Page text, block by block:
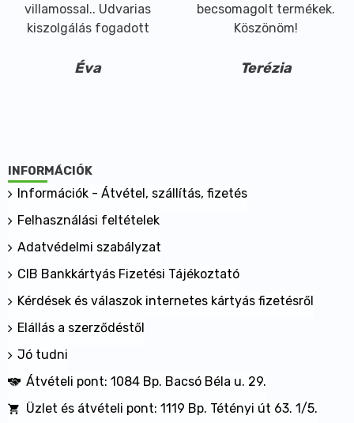
villamossal.. Udvarias
kiszolgálás fogadott
Éva
becsomagolt termékek.
Köszönöm!
Terézia
INFORMÁCIÓK
Információk - Átvétel, szállítás, fizetés
Felhasználási feltételek
Adatvédelmi szabályzat
CIB Bankkártyás Fizetési Tájékoztató
Kérdések és válaszok internetes kártyás fizetésről
Elállás a szerződéstől
Jó tudni
Átvételi pont: 1084 Bp. Bacsó Béla u. 29.
Üzlet és átvételi pont: 1119 Bp. Tétényi út 63. 1/5.